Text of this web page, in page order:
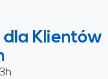
Klientów